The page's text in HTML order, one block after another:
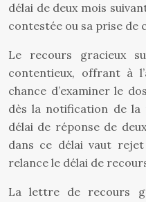
délai de deux mois
contestée ou sa prise de
Le recours gracieux
contentieux, offrant à
chance d’examiner le
dès la notification de la
délai de réponse de
dans ce délai vaut
relance le délai de
La lettre de recours